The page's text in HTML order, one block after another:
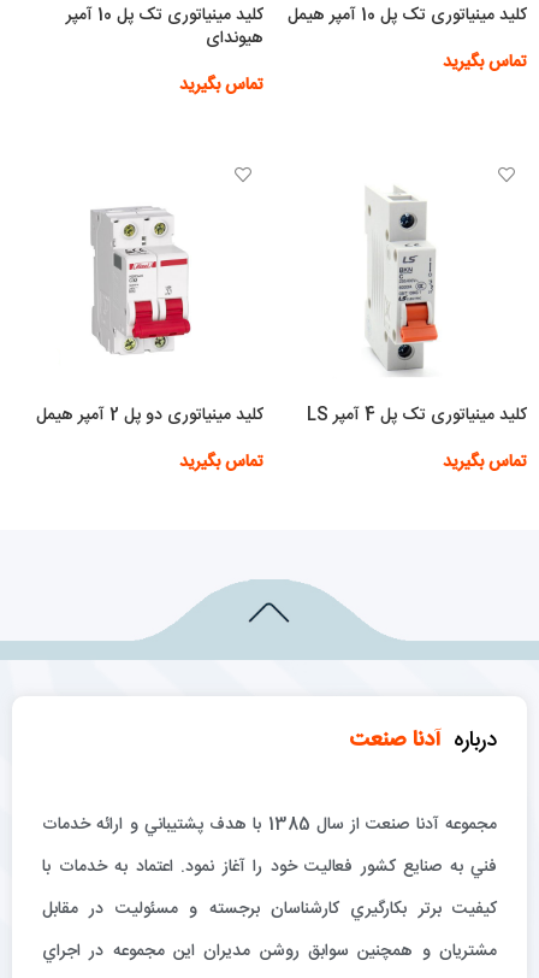
کلید مینیاتوری تک پل 10 آمپر هیمل
تماس بگیرید
کلید مینیاتوری تک پل 10 آمپر
هیوندای
تماس بگیرید
کلید مینیاتوری تک پل 4 آمپر LS
تماس بگیرید
کلید مینیاتوری دو پل 2 آمپر هیمل
تماس بگیرید
درباره آدنا صنعت
مجموعه آدنا صنعت از سال 1385 با هدف پشتيباني و ارائه خدمات
فني به صنايع كشور فعاليت خود را آغاز نمود. اعتماد به خدمات با
كيفيت برتر بكارگيري كارشناسان برجسته و مسئوليت در مقابل
مشتريان و همچنين سوابق روشن مديران اين مجموعه در اجراي